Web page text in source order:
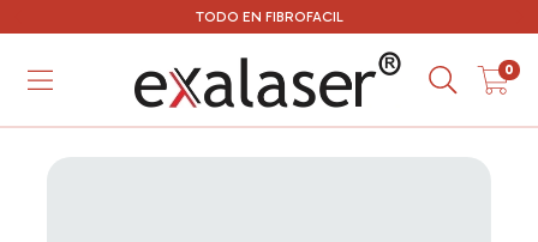
TODO EN FIBROFACIL
0